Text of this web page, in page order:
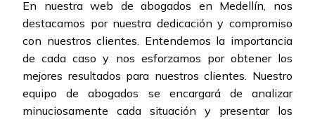
En nuestra web de abogados en Medellín, nos
destacamos por nuestra dedicación y compromiso
con nuestros clientes. Entendemos la importancia
de cada caso y nos esforzamos por obtener los
mejores resultados para nuestros clientes. Nuestro
equipo de abogados se encargará de analizar
minuciosamente cada situación y presentar los